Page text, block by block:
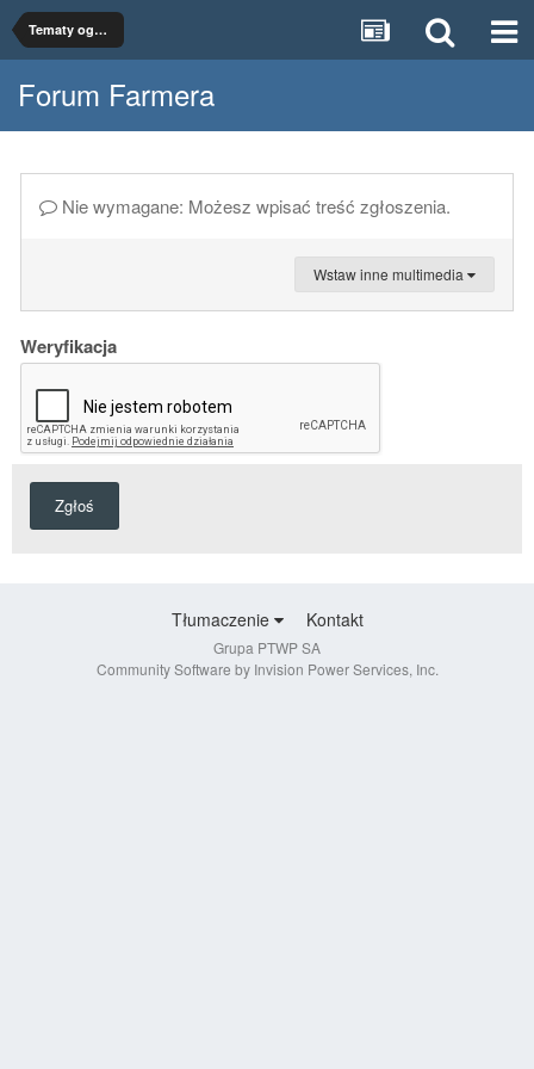
Tematy ogólne
Forum Farmera
Nie wymagane: Możesz wpisać treść zgłoszenia.
Wstaw inne multimedia
Weryfikacja
Zgłoś
Tłumaczenie Kontakt
Grupa PTWP SA
Community Software by Invision Power Services, Inc.